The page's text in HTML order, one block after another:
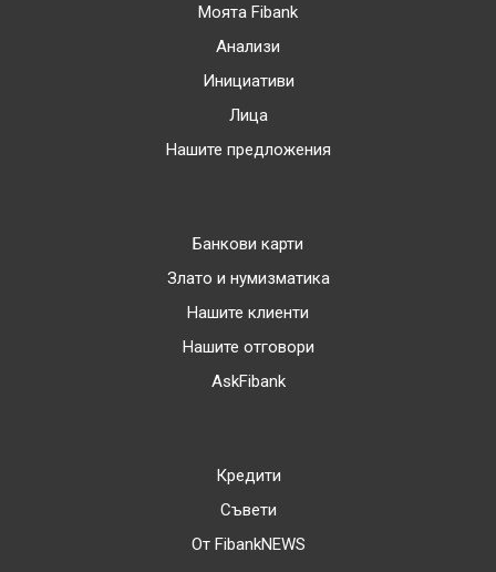
Моята Fibank
Анализи
Инициативи
Лица
Нашите предложения
Банкови карти
Злато и нумизматика
Нашите клиенти
Нашите отговори
AskFibank
Кредити
Съвети
От FibankNEWS